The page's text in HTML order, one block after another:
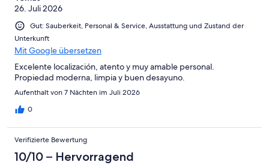
26. Juli 2026
Gut: Sauberkeit, Personal & Service, Ausstattung und Zustand der
Unterkunft
Mit Google übersetzen
Excelente localización, atento y muy amable personal.
Propiedad moderna, limpia y buen desayuno.
Aufenthalt von 7 Nächten im Juli 2026
0
Verifizierte Bewertung
10/10 – Hervorragend